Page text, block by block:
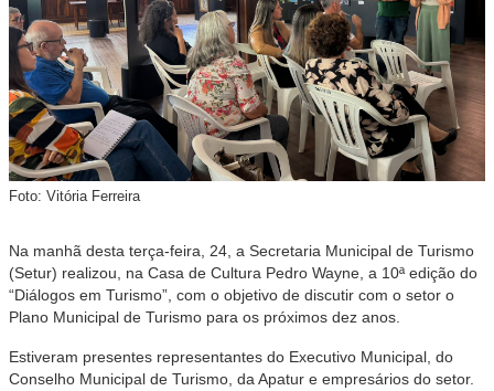
Foto: Vitória Ferreira
Na manhã desta terça-feira, 24, a Secretaria Municipal de Turismo
(Setur) realizou, na Casa de Cultura Pedro Wayne, a 10ª edição do
“Diálogos em Turismo”, com o objetivo de discutir com o setor o
Plano Municipal de Turismo para os próximos dez anos.
Estiveram presentes representantes do Executivo Municipal, do
Conselho Municipal de Turismo, da Apatur e empresários do setor.